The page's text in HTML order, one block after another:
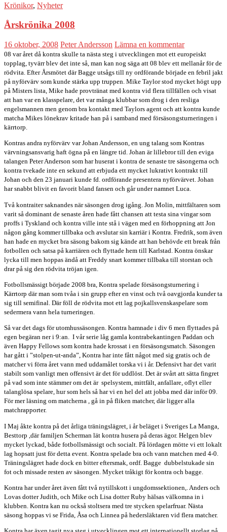
Krönikor, Nyheter
Årskrönika 2008
16 oktober, 2008 Peter Andersson Lämna en kommentar
08 var året då kontra skulle ta nästa steg i utvecklingen mot ett europeiskt
topplag, tyvärr blev det inte så, man kan nog säga att 08 blev ett mellanår för de
rödvita. Efter Årsmötet där Bagge utsågs till ny ordförande började en febril jakt
på nyförvärv som kunde stärka upp truppen. Mike Taylor stod mycket högt upp
på Misters lista, Mike hade provtränat med kontra vid flera tillfällen och visat
att han var en klasspelare, det var många klubbar som drog i den resliga
engelsmannen men genom bra kontakt med Taylors agent och att kontra kunde
matcha Mikes lönekrav kritade han på i samband med försäsongsturneringen i
kärrtorp.
Kontras andra nyförvärv var Johan Andersson, en ung talang som Kontras
värvningsansvarig haft ögna på en längre tid. Johan är lillebror till den eviga
talangen Peter Anderson som har huserat i kontra de senaste tre säsongerna och
kontra tvekade inte en sekund att erbjuda ett mycket lukrativt kontrakt till
Johan och den 23 januari kunde fd. ordförande presentera nyförvärvet. Johan
har snabbt blivit en favorit bland fansen och går under namnet Luca.
Två kontraiter saknandes när säsongen drog igång. Jon Molin, mittfältaren som
varit så dominant de senaste åren hade fått chansen att testa sina vingar som
proffs i Tyskland och kontra ville inte stå i vägen med en förhoppning att Jon
någon gång kommer tillbaka och avslutar sin karriär i Kontra. Fredrik, som även
han hade en mycket bra säsong bakom sig kände att han behövde ett break från
fotbollen och satsa på karriären och flyttade hem till Karlstad. Kontra önskar
lycka till men hoppas ändå att Freddy snart kommer tillbaka till storstan och
drar på sig den rödvita tröjan igen.
Fotbollsmässigt började 2008 bra, Kontra spelade försäsongsturnering i
Kärrtorp där man som tvåa i sin grupp efter en vinst och två oavgjorda kunder ta
sig till semifinal. Där föll de rödvita mot ett lag pojkallsvenskaspelare som
sedermera vann hela turneringen.
Så var det dags för utomhussäsongen. Kontra hamnade i div 6 men flyttades på
egen begäran ner i 9:an. I vår serie låg gamla kontrabekantingen Paddan och
även Happy Fellows som kontra hade krossat i en försäsongsmatch. Säsongen
har gått i ”stolpen-ut-anda”, Kontra har inte fått något med sig gratis och de
matcher vi förra året vann med uddamålet torska vi i år. Defensivt har det varit
stabilt som vanligt men offensivt är det för uddlöst. Det är svårt att sätta fingret
på vad som inte stämmer om det är spelsystem, mittfält, anfallare, oflyt eller
talanglösa spelare, hur som hels så har vi en hel del att jobba med där inför 09.
För mer läsning om matcherna , gå in på fliken matcher, där ligger alla
matchrapporter.
I Maj åkte kontra på det årliga träningslägret, i år beläget i Sveriges La Manga,
Besttorp ,där familjen Scherman lät kontra husera på deras ägor. Helgen blev
mycket lyckad, både fotbollsmässigt och socialt. På lördagen mötte vi ett lokalt
lag hopsatt just för detta event. Kontra spelade bra och vann matchen med 4-0.
Träningslägret hade dock en bitter eftersmak, ordf. Bagge dubbelstukade sin
fot och missade resten av säsongen. Mycket tråkigt för kontra och bagge.
Kontra har under året även fått två nytillskott i ungdomssektionen,. Anders och
Lovas dotter Judith, och Mike och Lisa dotter Ruby hälsas välkomna in i
klubben. Kontra kan nu också stoltsera med tre stycken spelarfruar. Nästa
säsong hoppas vi se Frida, Åsa och Linnea på hedersläktaren vid flera matcher.